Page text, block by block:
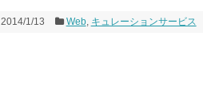
2014/1/13 Web, キュレーションサービス